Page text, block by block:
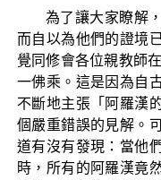
為了讓大家瞭解
而自以為他們的證境
覺同修會各位親教師
一佛乘。這是因為自
不斷地主張「阿羅漢
個嚴重錯誤的見解。
道有沒有發現：當他
時，所有的阿羅漢竟